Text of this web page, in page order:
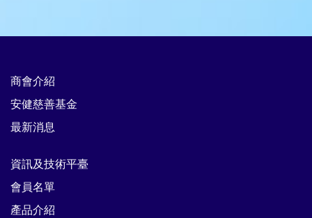
商會介紹
安健慈善基金
最新消息
資訊及技術平臺
會員名單
產品介紹